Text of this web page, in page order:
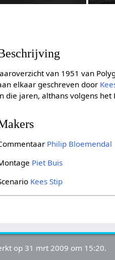
van 1951 van
elkaar geschreven door
die jaren, althans volgens het
Philip Bloemendal
Piet Buis
Kees Stip
op 31 mrt 2009 om 15:20.